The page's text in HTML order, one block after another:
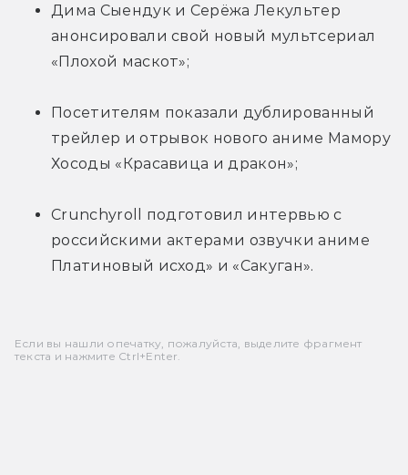
Дима Сыендук и Серёжа Лекультер
анонсировали свой новый мультсериал
«Плохой маскот»;
Посетителям показали дублированный
трейлер и отрывок нового аниме Мамору
Хосоды «Красавица и дракон»;
Crunchyroll подготовил интервью с
российскими актерами озвучки аниме
Платиновый исход» и «Сакуган».
Если вы нашли опечатку, пожалуйста, выделите фрагмент
текста и нажмите Ctrl+Enter.